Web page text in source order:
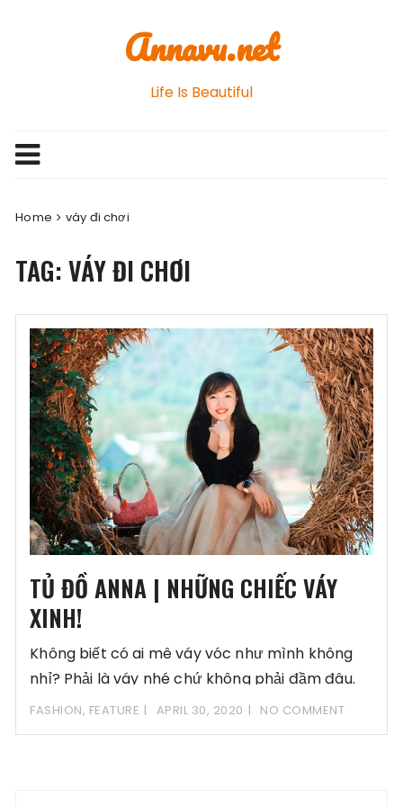
Annavu.net
Life Is Beautiful
Home váy đi chơi
TAG: VÁY ĐI CHƠI
TỦ ĐỒ ANNA | NHỮNG CHIẾC VÁY
XINH!
Không biết có ai mê váy vóc như mình không
nhỉ? Phải là váy nhé chứ không phải đầm đâu.
FASHION, FEATURE APRIL 30, 2020 NO COMMENT